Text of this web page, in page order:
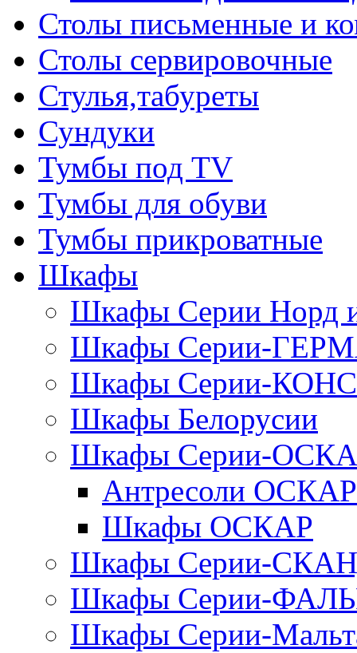
Столы письменные и
Столы сервировочные
Стулья,табуреты
Сундуки
Тумбы под TV
Тумбы для обуви
Тумбы прикроватные
Шкафы
Шкафы Серии
Шкафы Серии-
Шкафы Серии-
Шкафы Белорусии
Шкафы Серии-
Антресоли ОСКАР
Шкафы ОСКАР
Шкафы Серии-
Шкафы Серии-
Шкафы Серии-